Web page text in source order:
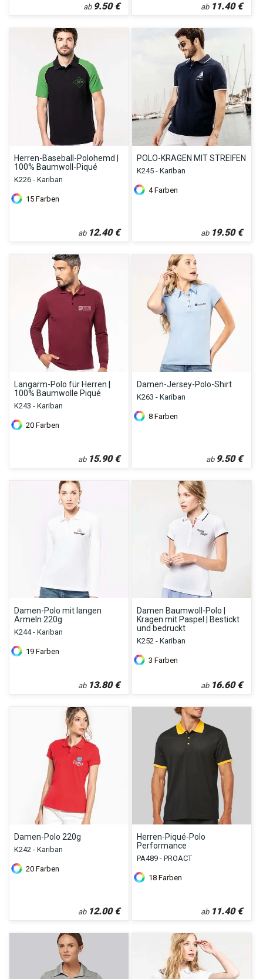
ab 9.50€ ab 11.40€
Herren-Baseball-Polohemd |
100% Baumwoll-Piqué
K226 - Kariban
15 Farben
ab 12.40€
POLO-KRAGEN MIT STREIFEN
K245 - Kariban
4 Farben
ab 19.50€
Langarm-Polo für Herren |
100% Baumwolle Piqué
K243 - Kariban
20 Farben
ab 15.90€
Damen-Jersey-Polo-Shirt
K263 - Kariban
8 Farben
ab 9.50€
Damen-Polo mit langen
Ärmeln 220g
K244 - Kariban
19 Farben
ab 13.80€
Damen Baumwoll-Polo |
Kragen mit Paspel | Bestickt
und bedruckt
K252 - Kariban
3 Farben
ab 16.60€
Damen-Polo 220g
K242 - Kariban
20 Farben
ab 12.00€
Herren-Piqué-Polo
Performance
PA489 - PROACT
18 Farben
ab 11.40€